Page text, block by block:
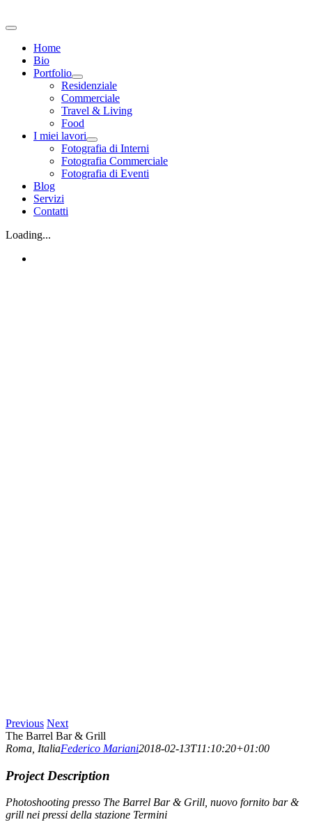
al
Toggle
NavigationHome
Bio
Portfolio
Residenziale
Commerciale
Travel & Living
Food
I miei lavori
Fotografia di Interni
Fotografia Commerciale
Fotografia di Eventi
Blog
Servizi
Contatti
Loading...
Previous Next
The Barrel Bar & Grill
Roma, ItaliaFederico Mariani2018-02-13T11:10:20+01:00
Project Description
Photoshooting presso The Barrel Bar & Grill, nuovo fornito bar &
grill nei pressi della stazione Termini